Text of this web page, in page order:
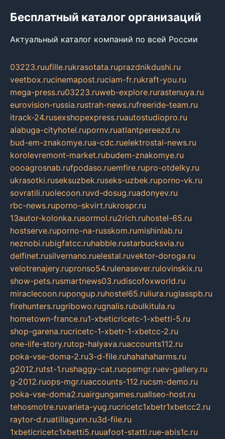
Бесплатный каталог организаций
Актуальный каталог компаний по всей России
03223.ruufille.rukrasotata.ruprazdnikdushi.ru
veetbox.rucinemapost.ruciam-fr.rukraft-you.ru
mega-press.ru03223.ruweb-explore.rurastenuya.ru
eurovision-russia.rustrah-news.rufreeride-team.ru
itrack-24.rusexshopexpress.ruautostudiopro.ru
alabuga-cityhotel.rupornv.ruatlantpereezd.ru
bud-em-znakomye.rua-cdc.ruelektrostal-news.ru
korolevremont-market.rubudem-znakomye.ru
oooagrosnab.rufpodaso.ruemfire.rupro-otdelky.ru
ukrasotki.ruseksuzbek.ruseks-uzbek.ruporno-vk.ru
sovratili.ruolecoon.ruvd-dosug.ruadonyev.ru
rbc-news.ruporno-skvirt.rukrospr.ru
13autor-kolonka.rusormol.ru2rich.ruhostel-65.ru
hostserve.ruporno-na-russkom.rumishinlab.ru
neznobi.rubigfatcc.ruhabble.rustarbucksvia.ru
delfinet.rusilvernano.ruelestal.ruvektor-doroga.ru
velotrenajery.rupronso54.rulenasever.rulovinskix.ru
show-pets.rusmartnews03.rudiscofoxworld.ru
miraclecoon.rupongup.ruhostel65.ruliura.ruglasspb.ru
firehunters.rugribowo.rugnalis.rubulkitula.ru
hometown-france.ru1-xbeticricetc-1-xbetti-5.ru
shop-garena.rucricetc-1-xbetr-1-xbetcc-2.ru
one-life-story.rutop-halyava.ruaccounts112.ru
poka-vse-doma-2.ru3-d-file.ruhahahaharms.ru
g2012.rutst-1.rushaggy-cat.ruopsmgr.ruev-gallery.ru
g-2012.ruops-mgr.ruaccounts-112.rucsm-demo.ru
poka-vse-doma2.ruairgungames.ruallseo-host.ru
tehosmotre.ruvarieta-yug.rucricetc1xbetr1xbetcc2.ru
raytor-d.ruatillagunn.ru3d-file.ru
1xbeticricetc1xbetti5.ruuafoot-statti.rue-abis1c.ru